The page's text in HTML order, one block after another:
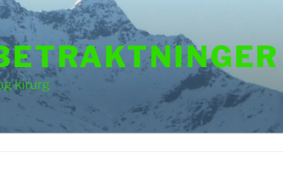
kirurg